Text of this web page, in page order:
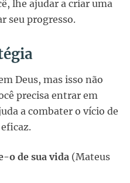
lhe ajudar a criar uma
seu progresso.
Deus, mas isso não
precisa entrar em
a combater o vício de
o de sua vida (Mateus